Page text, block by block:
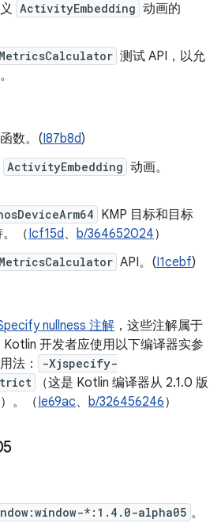
ActivityEmbedding 动画的
测试 API，以允
数。(I87b8d)
ActivityEmbedding 动画。
KMP 目标和目标
（Icf15d、 b/364652024）
API。(I1cebf)
nullness 注解 ，这些注解属于
开发者应使用以下编译器实参
法：
-Xjspecify-
（这是 Kotlin 编译器从 2.1.0 版
。（Ie69ac、 b/326456246）
*:1.4.0-alpha05 。